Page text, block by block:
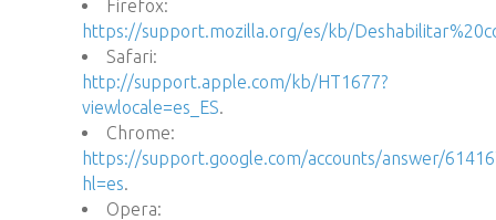
Firefox:
https://support.mozilla.org/es/kb/
Safari:
http://support.apple.com/kb/HT1677?
viewlocale=es_ES.
Chrome:
https://support.google.com/accounts/answer/
hl=es.
Opera: